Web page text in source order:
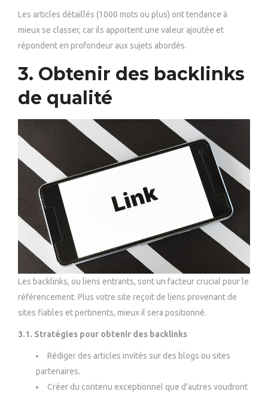
Les articles détaillés (1000 mots ou plus) ont tendance à
mieux se classer, car ils apportent une valeur ajoutée et
répondent en profondeur aux sujets abordés.
3. Obtenir des backlinks
de qualité
Les backlinks, ou liens entrants, sont un facteur crucial pour le
référencement. Plus votre site reçoit de liens provenant de
sites fiables et pertinents, mieux il sera positionné.
3.1. Stratégies pour obtenir des backlinks
Rédiger des articles invités sur des blogs ou sites
partenaires.
Créer du contenu exceptionnel que d’autres voudront